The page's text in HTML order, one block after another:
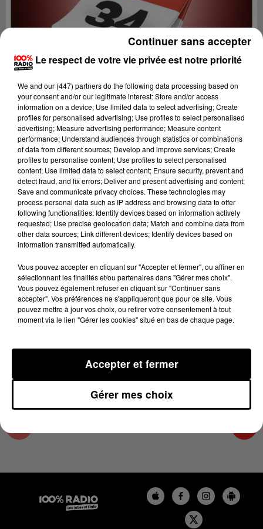
Lecture (1 min 15 sec)
100%
100% Radio l'agenda de l'Hérault
1er décembre 2023 - 1 min 15 sec
L'AGENDA DE L'HÉRAULT DU 01/12/2023 À
10H41
L'AGENDA DE L'HERAULT
Le respect de votre vie privée est notre priorité
We and our (447) partnersdo the following data processing based on
your consent and/or our legitimate interest: Store and/or access
information on a device; Use limited data to select advertising; Create
profiles for personalised advertising; Use profiles to select personalised
advertising; Measure advertising performance; Measure content
performance; Understand audiences through statistics or combinations
of data from different sources; Develop and improve services; Create
profiles to personalise content; Use profiles to select personalised
content; Use limited data to select content; Ensure security, prevent and
detect fraud, and fix errors; Deliver and present advertising and content;
Save and communicate privacy choices. These technologies may
process personal data such as IP address and browsing data to offer
following functionalities: Identify devices based on information actively
requested; Use precise geolocation data; Match and combine data from
other data sources; Link different devices; Identify devices based on
information transmitted automatically.
Vous pouvez accepter en cliquant sur "Accepter et fermer", ou affiner en
sélectionnant les finalités et/ou partenaires dans "Gérer mes choix".
Vous pouvez également refuser en cliquant sur "Continuer sans
accepter". Vos préférences ne s'appliqueront que pour ce site. Vous
pouvez mettre à jour vos choix, ou retirer votre consentement à tout
moment via le lien "Gérer les cookies" situé en bas de chaque page.
Gérer mes choix
Accepter et fermer
Continuer sans accepter